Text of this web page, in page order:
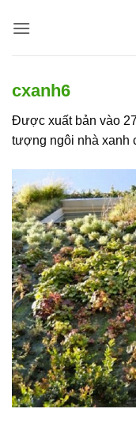
qua
cxanh6
Được xuất bản vào
tượng ngôi nhà xanh